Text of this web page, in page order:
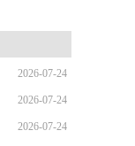
2026-07-24
2026-07-24
2026-07-24